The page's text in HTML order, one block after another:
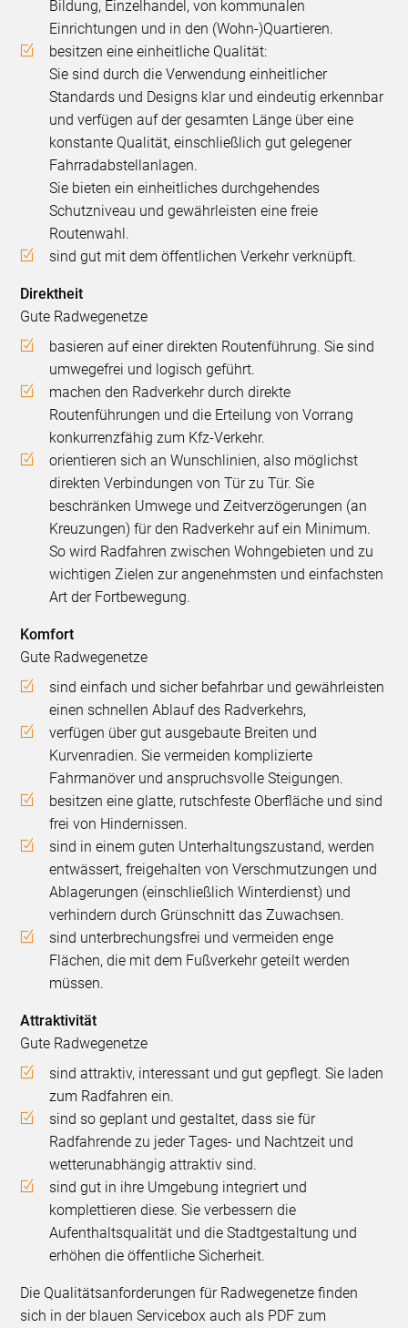
Bildung, Einzelhandel, von kommunalen
Einrichtungen und in den (Wohn-)Quartieren.
besitzen eine einheitliche Qualität:
Sie sind durch die Verwendung einheitlicher
Standards und Designs klar und eindeutig erkennbar
und verfügen auf der gesamten Länge über eine
konstante Qualität, einschließlich gut gelegener
Fahrradabstellanlagen.
Sie bieten ein einheitliches durchgehendes
Schutzniveau und gewährleisten eine freie
Routenwahl.
sind gut mit dem öffentlichen Verkehr verknüpft.
Direktheit
Gute Radwegenetze
basieren auf einer direkten Routenführung. Sie sind
umwegefrei und logisch geführt.
machen den Radverkehr durch direkte
Routenführungen und die Erteilung von Vorrang
konkurrenzfähig zum Kfz-Verkehr.
orientieren sich an Wunschlinien, also möglichst
direkten Verbindungen von Tür zu Tür. Sie
beschränken Umwege und Zeitverzögerungen (an
Kreuzungen) für den Radverkehr auf ein Minimum.
So wird Radfahren zwischen Wohngebieten und zu
wichtigen Zielen zur angenehmsten und einfachsten
Art der Fortbewegung.
Komfort
Gute Radwegenetze
sind einfach und sicher befahrbar und gewährleisten
einen schnellen Ablauf des Radverkehrs,
verfügen über gut ausgebaute Breiten und
Kurvenradien. Sie vermeiden komplizierte
Fahrmanöver und anspruchsvolle Steigungen.
besitzen eine glatte, rutschfeste Oberfläche und sind
frei von Hindernissen.
sind in einem guten Unterhaltungszustand, werden
entwässert, freigehalten von Verschmutzungen und
Ablagerungen (einschließlich Winterdienst) und
verhindern durch Grünschnitt das Zuwachsen.
sind unterbrechungsfrei und vermeiden enge
Flächen, die mit dem Fußverkehr geteilt werden
müssen.
Attraktivität
Gute Radwegenetze
sind attraktiv, interessant und gut gepflegt. Sie laden
zum Radfahren ein.
sind so geplant und gestaltet, dass sie für
Radfahrende zu jeder Tages- und Nachtzeit und
wetterunabhängig attraktiv sind.
sind gut in ihre Umgebung integriert und
komplettieren diese. Sie verbessern die
Aufenthaltsqualität und die Stadtgestaltung und
erhöhen die öffentliche Sicherheit.
Die Qualitätsanforderungen für Radwegenetze finden
sich in der blauen Servicebox auch als PDF zum